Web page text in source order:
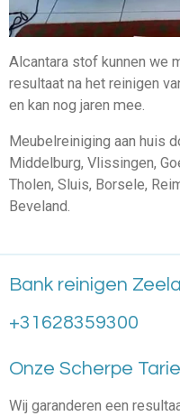
Alcantara stof kunnen we
resultaat na het reinigen
en kan nog jaren mee.
Meubelreiniging aan huis
Middelburg, Vlissingen,
Tholen, Sluis, Borsele,
Beveland.
Bank reinigen
+31628359300
Onze Scherpe
Wij garanderen een